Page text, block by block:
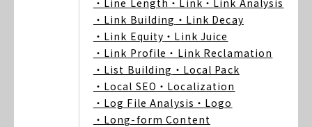
・Line Length ・Link ・Link Analysis
・Link Building ・Link Decay
・Link Equity ・Link Juice
・Link Profile ・Link Reclamation
・List Building ・Local Pack
・Local SEO ・Localization
・Log File Analysis ・Logo
・Long-form Content